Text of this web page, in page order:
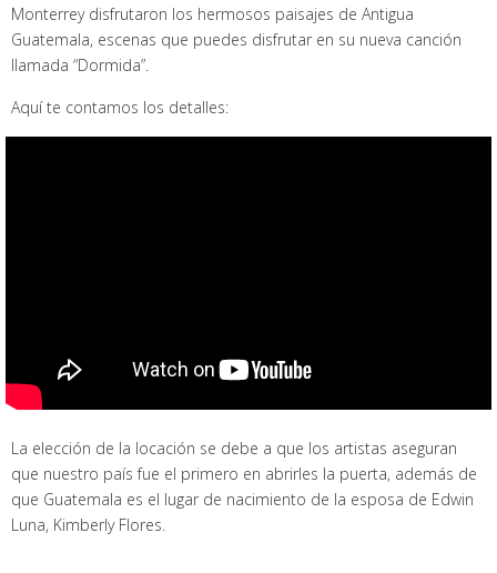
Monterrey disfrutaron los hermosos paisajes de Antigua
Guatemala, escenas que puedes disfrutar en su nueva canción
llamada “Dormida”.
Aquí te contamos los detalles:
La elección de la locación se debe a que los artistas aseguran
que nuestro país fue el primero en abrirles la puerta, además de
que Guatemala es el lugar de nacimiento de la esposa de Edwin
Luna, Kimberly Flores.